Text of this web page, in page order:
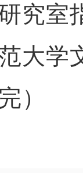
究室
大学
）